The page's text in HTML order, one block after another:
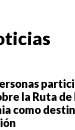
la Ruta de
como